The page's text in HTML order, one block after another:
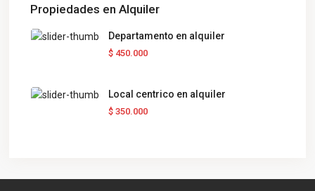
Propiedades en Alquiler
Departamento en alquiler
$ 450.000
Local centrico en alquiler
$ 350.000